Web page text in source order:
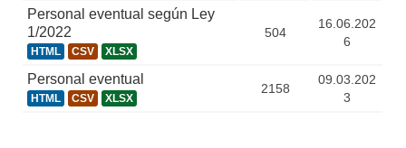
Personal eventual según Ley
1/2022
HTML CSV XLSX
504
16.06.202
6
Personal eventual
HTML CSV XLSX
2158
09.03.202
3